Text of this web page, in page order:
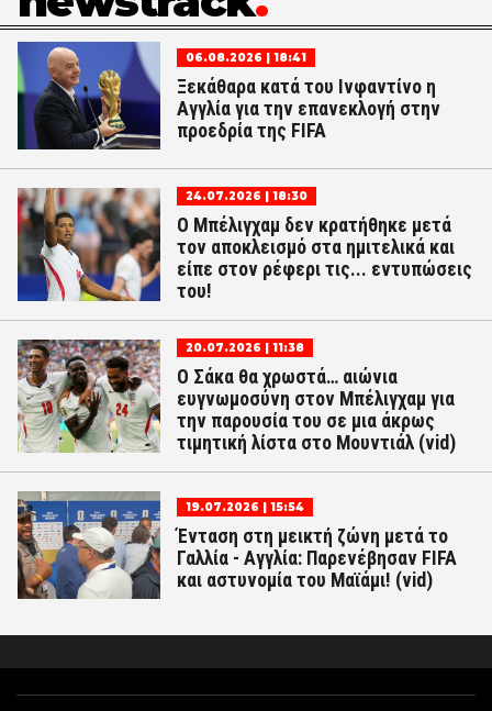
06.08.2026 | 18:41
Ξεκάθαρα κατά του Ινφαντίνο η
Αγγλία για την επανεκλογή στην
προεδρία της FIFA
24.07.2026 | 18:30
Ο Μπέλιγχαμ δεν κρατήθηκε μετά
τον αποκλεισμό στα ημιτελικά και
είπε στον ρέφερι τις... εντυπώσεις
του!
20.07.2026 | 11:38
Ο Σάκα θα χρωστά… αιώνια
ευγνωμοσύνη στον Μπέλιγχαμ για
την παρουσία του σε μια άκρως
τιμητική λίστα στο Μουντιάλ (vid)
19.07.2026 | 15:54
Ένταση στη μεικτή ζώνη μετά το
Γαλλία - Αγγλία: Παρενέβησαν FIFA
και αστυνομία του Μαϊάμι! (vid)